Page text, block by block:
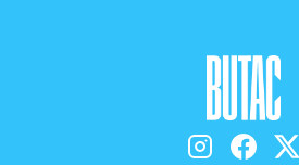
TRUFFE E SOCIAL NETWORK